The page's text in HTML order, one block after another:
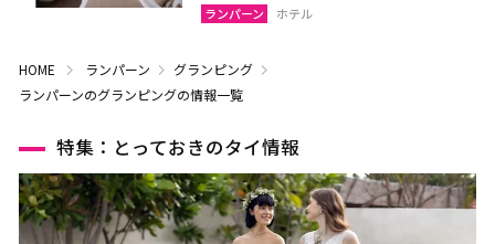
ランパーン ホテル
HOME ランパーン
グランピング
ランパーンのグランピングの情報一覧
特集：とっておきのタイ情報